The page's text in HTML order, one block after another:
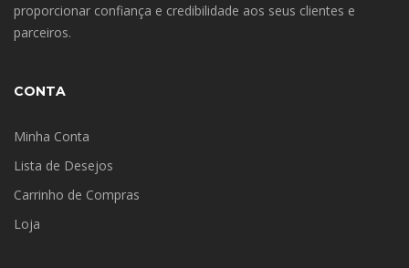
proporcionar confiança e credibilidade aos seus clientes e
parceiros.
CONTA
Minha Conta
Lista de Desejos
Carrinho de Compras
Loja